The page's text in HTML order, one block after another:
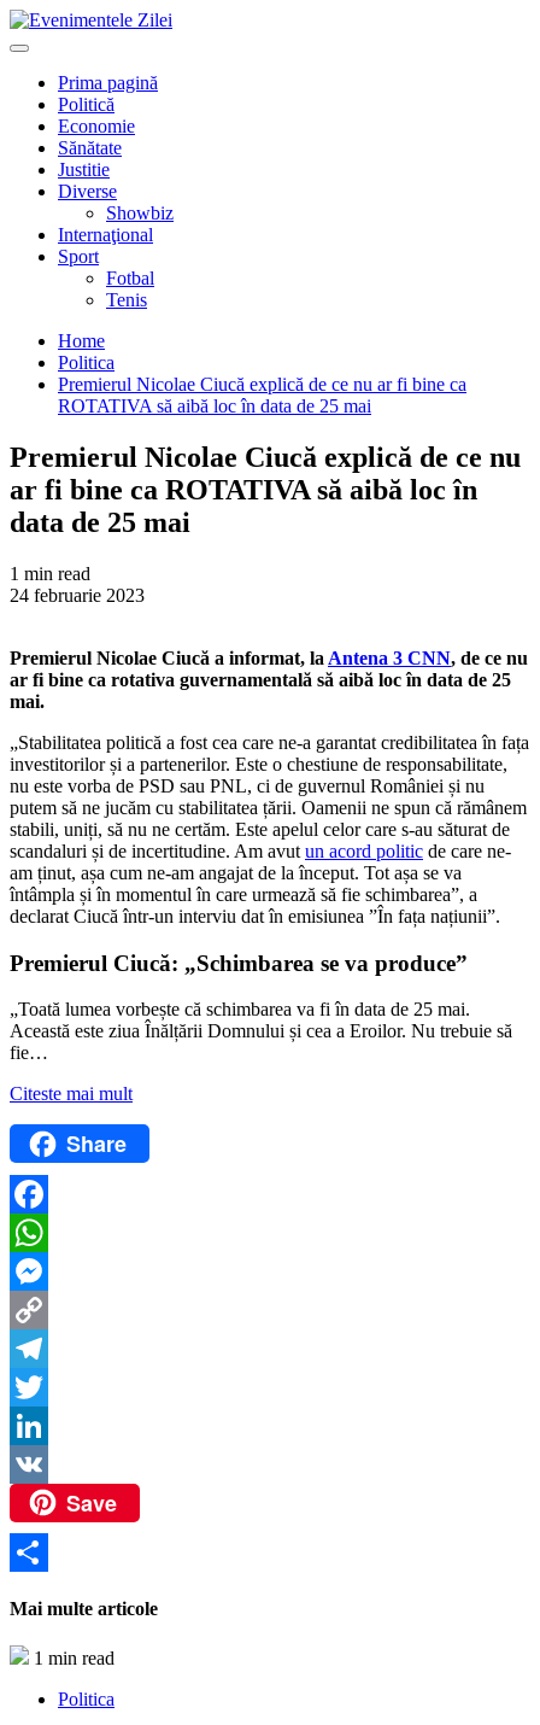
Mergi
la
Primary
Prima pagină
Politică
Economie
Sănătate
Justitie
Diverse
Showbiz
Internaţional
Sport
Fotbal
Tenis
Home
Politica
Premierul Nicolae Ciucă explică de ce nu ar fi bine ca
ROTATIVA să aibă loc în data de 25 mai
Premierul Nicolae Ciucă explică de ce nu
ar fi bine ca ROTATIVA să aibă loc în
data de 25 mai
1 min read
24 februarie 2023
Premierul Nicolae Ciucă a informat, la Antena 3 CNN, de ce nu
ar fi bine ca rotativa guvernamentală să aibă loc în data de 25
mai.
„Stabilitatea politică a fost cea care ne-a garantat credibilitatea în fața
investitorilor și a partenerilor. Este o chestiune de responsabilitate,
nu este vorba de PSD sau PNL, ci de guvernul României și nu
putem să ne jucăm cu stabilitatea țării. Oamenii ne spun că rămânem
stabili, uniți, să nu ne certăm. Este apelul celor care s-au săturat de
scandaluri și de incertitudine. Am avut un acord politic de care ne-
am ținut, așa cum ne-am angajat de la început. Tot așa se va
întâmpla și în momentul în care urmează să fie schimbarea”, a
declarat Ciucă într-un interviu dat în emisiunea ”În fața națiunii”.
Premierul Ciucă: „Schimbarea se va produce”
„Toată lumea vorbește că schimbarea va fi în data de 25 mai.
Această este ziua Înălțării Domnului și cea a Eroilor. Nu trebuie să
fie…
Citeste mai mult
Share
Facebook
WhatsApp
Messenger
Copy
Link
Telegram
Twitter
LinkedIn
VK
Save
Mai multe articole
1 min read
Politica